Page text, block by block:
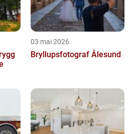
03 mai 2026
Bryllupsfotograf Ålesund